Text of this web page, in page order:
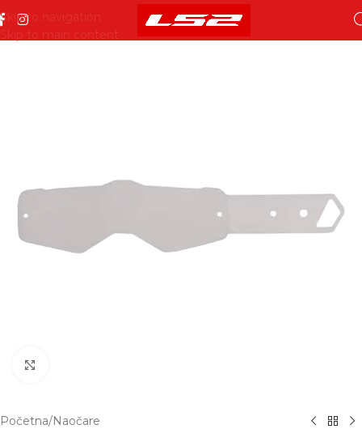
Skip to navigation
Skip to main content
Početna/Naočare